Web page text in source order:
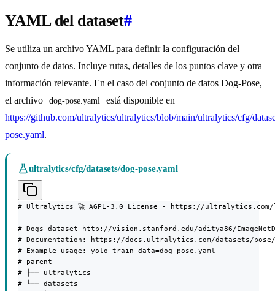
YAML del dataset#
Se utiliza un archivo YAML para definir la configuración del
conjunto de datos. Incluye rutas, detalles de los puntos clave y otra
información relevante. En el caso del conjunto de datos Dog-Pose,
el archivo
dog-pose.yaml
está disponible en
https://github.com/ultralytics/ultralytics/blob/main/ultralytics/cfg/
pose.yaml.
ultralytics/cfg/datasets/dog-pose.yaml
# Ultralytics 🚀 AGPL-3.0 License - https://ultralytics.com/
# Dogs dataset http://vision.stanford.edu/aditya86/
# Documentation: https://docs.ultralytics.com/datasets/pose/
# Example usage: yolo train data=dog-pose.yaml
# parent
# ├── ultralytics
# └── datasets